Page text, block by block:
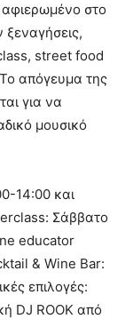
στο
ξεναγήσεις,
street food
απόγευμα της
για να
μουσικό
14:00 και
Σάββατο
educator
& Wine Bar:
επιλογές:
DJ ROOK από